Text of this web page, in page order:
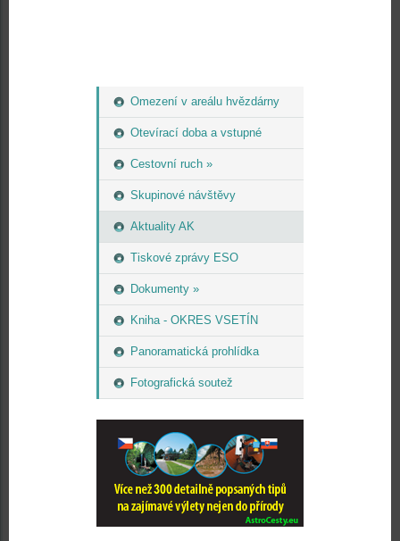
Omezení v areálu hvězdárny
Otevírací doba a vstupné
Cestovní ruch »
Skupinové návštěvy
Aktuality AK
Tiskové zprávy ESO
Dokumenty »
Kniha - OKRES VSETÍN
Panoramatická prohlídka
Fotografická soutež